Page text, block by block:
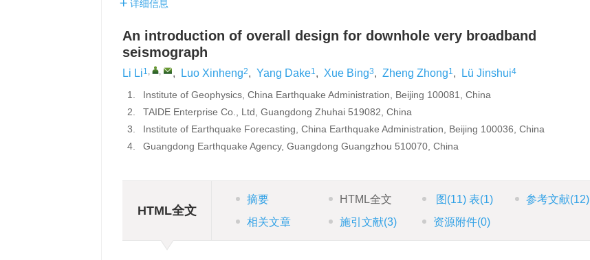
详细信息
An introduction of overall design for downhole very broadband
seismograph
Li Li1, , , Luo Xinheng2, Yang Dake1, Xue Bing3, Zheng Zhong1, Lü Jinshui4
1.
Institute of Geophysics, China Earthquake Administration, Beijing 100081, China
2.
TAIDE Enterprise Co., Ltd, Guangdong Zhuhai 519082, China
3.
Institute of Earthquake Forecasting, China Earthquake Administration, Beijing 100036, China
4.
Guangdong Earthquake Agency, Guangdong Guangzhou 510070, China
HTML全文
摘要 HTML全文 图 (11)表(1) 参考文献(12)
相关文章
施引文献(3) 资源附件(0)